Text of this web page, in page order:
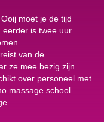
moet je de tijd
eerder is twee uur
van de
ze mee bezig zijn.
over personeel met
massage school